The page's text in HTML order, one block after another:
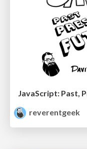
reverentgeek